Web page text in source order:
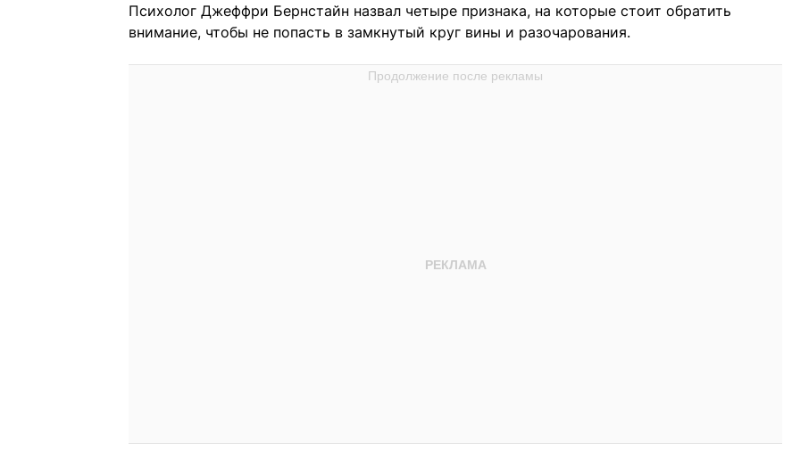
Психолог Джеффри Бернстайн назвал четыре признака, на которые стоит обратить
внимание, чтобы не попасть в замкнутый круг вины и разочарования.